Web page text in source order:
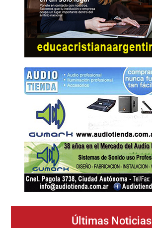
Últimas Noticias